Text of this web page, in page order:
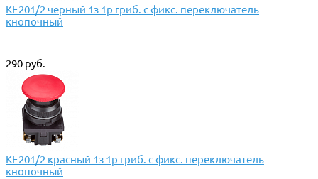
КЕ201/2 черный 1з 1р гриб. с фикс. переключатель
кнопочный
290 руб.
КЕ201/2 красный 1з 1р гриб. с фикс. переключатель
кнопочный